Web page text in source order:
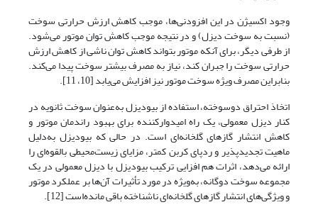
وجود اکسیژن در این افزودنی‌ها، موجب کاهش ارزش حرارتی سوخت
(نسبت به سوخت دیزل) و در نتیجه موجب کاهش توان موتور می‌شود.
از طرفی دیگر، برای آنکه موتور بتواند کاهش توان ناشی از کاهش ارزش
حرارتی سوخت را جبران کند، نیاز به مصرف بیشتر سوخت پیدا می‌کند.
بنابراین مصرف ویژه سوخت موتور نیز افزایش می‌یابد [10، 11].
اتخاذ احتراق دوسوخته، استفاده از بیودیزل به‌عنوان سوخت ثانویه در
کنار دیزل معمولی، یک راه امیدوارکننده برای بهبود راندمان موتور و
کاهش انتشار گازهای گلخانه‌ای است. در حالی که بیودیزل به‌دلیل
ماهیت تجدیدپذیر و ردپای کربن کمتر، مزایای زیست‌محیطی بالقوه‌ای را
ارائه می‌دهد، اثرات هم افزایی ترکیب بیودیزل با دیزل معمولی در یک
مجموعه سوخت دوگانه، به‌ویژه در مورد تأثیرات آن‌ها بر عملکرد موتور
و ویژگی‌های انتشار گازهای گلخانه‌ای ناشناخته باقی مانده‌است [12].